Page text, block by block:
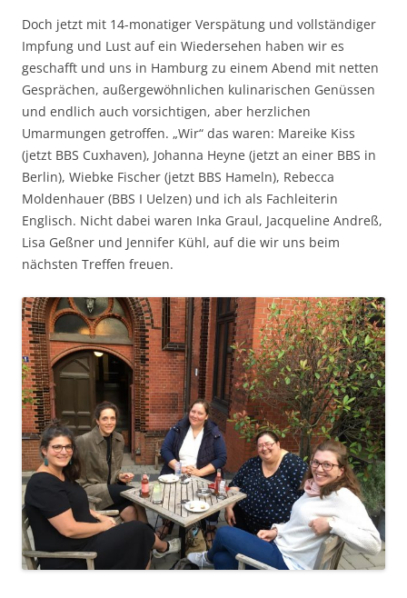
Doch jetzt mit 14-monatiger Verspätung und vollständiger
Impfung und Lust auf ein Wiedersehen haben wir es
geschafft und uns in Hamburg zu einem Abend mit netten
Gesprächen, außergewöhnlichen kulinarischen Genüssen
und endlich auch vorsichtigen, aber herzlichen
Umarmungen getroffen. „Wir“ das waren: Mareike Kiss
(jetzt BBS Cuxhaven), Johanna Heyne (jetzt an einer BBS in
Berlin), Wiebke Fischer (jetzt BBS Hameln), Rebecca
Moldenhauer (BBS I Uelzen) und ich als Fachleiterin
Englisch. Nicht dabei waren Inka Graul, Jacqueline Andreß,
Lisa Geßner und Jennifer Kühl, auf die wir uns beim
nächsten Treffen freuen.